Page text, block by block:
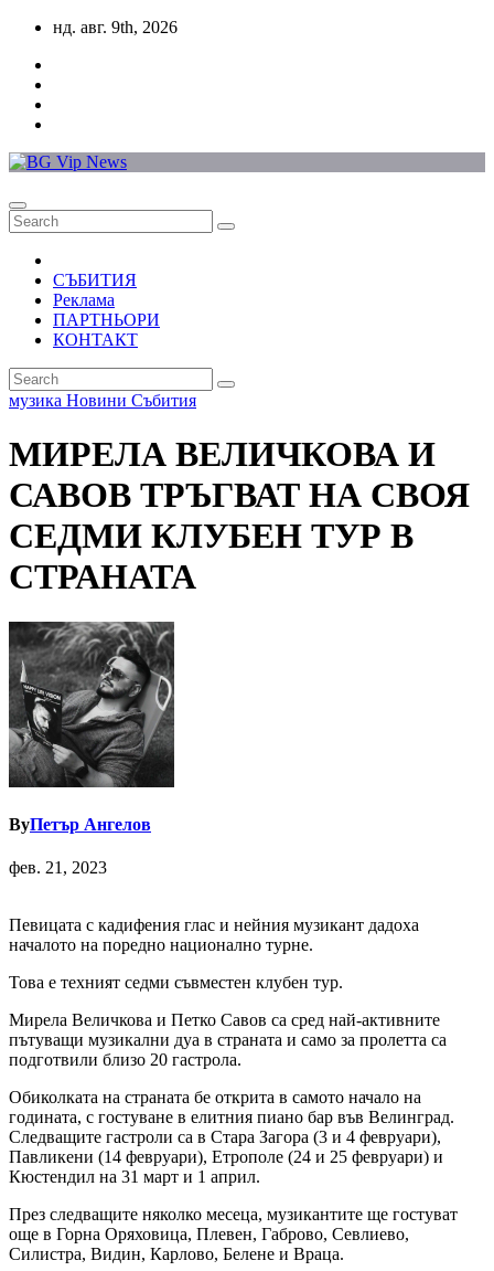
Skip
content
нд. авг. 9th, 2026
СЪБИТИЯ
Реклама
ПАРТНЬОРИ
КОНТАКТ
музика Новини Събития
МИРЕЛА ВЕЛИЧКОВА И
САВОВ ТРЪГВАТ НА СВОЯ
СЕДМИ КЛУБЕН ТУР В
СТРАНАТА
ByПетър Ангелов
фев. 21, 2023
Певицата с кадифения глас и нейния музикант дадоха
началото на поредно национално турне.
Това е техният седми съвместен клубен тур.
Мирела Величкова и Петко Савов са сред най-активните
пътуващи музикални дуа в страната и само за пролетта са
подготвили близо 20 гастрола.
Обиколката на страната бе открита в самото начало на
годината, с гостуване в елитния пиано бар във Велинград.
Следващите гастроли са в Стара Загора (3 и 4 февруари),
Павликени (14 февруари), Етрополе (24 и 25 февруари) и
Кюстендил на 31 март и 1 април.
През следващите няколко месеца, музикантите ще гостуват
още в Горна Оряховица, Плевен, Габрово, Севлиево,
Силистра, Видин, Карлово, Белене и Враца.